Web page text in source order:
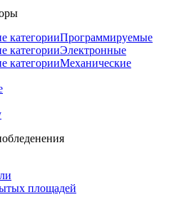
Программируемые
Электронные
Механические
площадей